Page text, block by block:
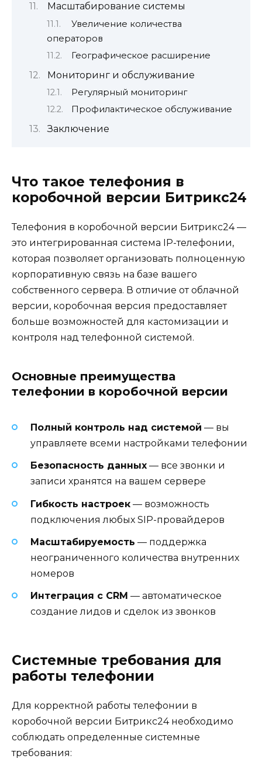
Масштабирование системы
Увеличение количества
операторов
Географическое расширение
Мониторинг и обслуживание
Регулярный мониторинг
Профилактическое обслуживание
Заключение
Что такое телефония в
коробочной версии Битрикс24
Телефония в коробочной версии Битрикс24 —
это интегрированная система IP-телефонии,
которая позволяет организовать полноценную
корпоративную связь на базе вашего
собственного сервера. В отличие от облачной
версии, коробочная версия предоставляет
больше возможностей для кастомизации и
контроля над телефонной системой.
Основные преимущества
телефонии в коробочной версии
Полный контроль над системой — вы
управляете всеми настройками телефонии
Безопасность данных — все звонки и
записи хранятся на вашем сервере
Гибкость настроек — возможность
подключения любых SIP-провайдеров
Масштабируемость — поддержка
неограниченного количества внутренних
номеров
Интеграция с CRM — автоматическое
создание лидов и сделок из звонков
Системные требования для
работы телефонии
Для корректной работы телефонии в
коробочной версии Битрикс24 необходимо
соблюдать определенные системные
требования: